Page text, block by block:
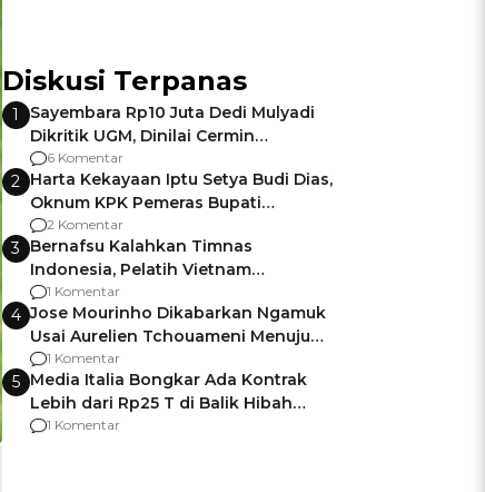
Diskusi Terpanas
1
Sayembara Rp10 Juta Dedi Mulyadi
Dikritik UGM, Dinilai Cermin
Gagalnya Negara Jamin Keamanan
6 Komentar
2 Harta Kekayaan Iptu Setya Budi Dias,
Oknum KPK Pemeras Bupati
Pemalang
2 Komentar
3 Bernafsu Kalahkan Timnas
Indonesia, Pelatih Vietnam
Berencana Pakai Jimat di Pakansari
1 Komentar
4 Jose Mourinho Dikabarkan Ngamuk
Usai Aurelien Tchouameni Menuju
Manchester United
1 Komentar
5 Media Italia Bongkar Ada Kontrak
Lebih dari Rp25 T di Balik Hibah
Kapal Induk Giuseppe Garibaldi
1 Komentar